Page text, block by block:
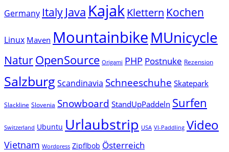
Germany Italy Java Kajak Klettern Kochen
Linux Maven MountainbikeMUnicycle
NaturOpenSource Origami PHP Postnuke Rezension
SalzburgScandinavia Schneeschuhe Skatepark
Slackline Slovenia Snowboard StandUpPaddeln Surfen
Switzerland Ubuntu Urlaubstrip USA VI-Paddling Video
Vietnam Wordpress Zipflbob Österreich